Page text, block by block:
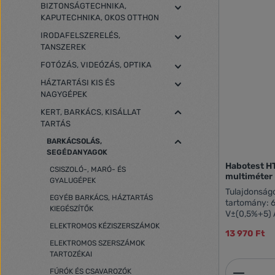
BIZTONSÁGTECHNIKA,
KAPUTECHNIKA, OKOS OTTHON
IRODAFELSZERELÉS,
TANSZEREK
FOTÓZÁS, VIDEÓZÁS, OPTIKA
HÁZTARTÁSI KIS ÉS
NAGYGÉPEK
KERT, BARKÁCS, KISÁLLAT
TARTÁS
BARKÁCSOLÁS,
SEGÉDANYAGOK
CSISZOLÓ-, MARÓ- ÉS
GYALUGÉPEK
EGYÉB BARKÁCS, HÁZTARTÁS
KIEGÉSZÍTŐK
ELEKTROMOS KÉZISZERSZÁMOK
ELEKTROMOS SZERSZÁMOK
TARTOZÉKAI
FÚRÓK ÉS CSAVAROZÓK
Habotest
multiméter
Tulajdonságok: DC feszültség
tartomány:
V±(0,5%+5)
tartomány:
Ellenállás
kOhm / 60
13 970 Ft